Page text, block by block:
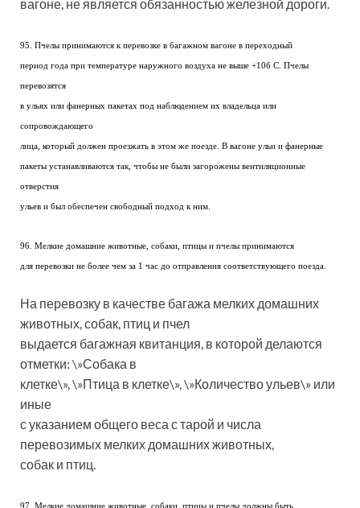
вагоне, не является обязанностью железной дороги.
95. Пчелы принимаются к перевозке в багажном вагоне в переходный
период года при температуре наружного воздуха не выше +10б С. Пчелы
перевозятся
в ульях или фанерных пакетах под наблюдением их владельца или
сопровождающего
лица, который должен проезжать в этом же поезде. В вагоне ульи и фанерные
пакеты устанавливаются так, чтобы не были загорожены вентиляционные
отверстия
ульев и был обеспечен свободный подход к ним.
96. Мелкие домашние животные, собаки, птицы и пчелы принимаются
для перевозки не более чем за 1 час до отправления соответствующего поезда.
На перевозку в качестве багажа мелких домашних
животных, собак, птиц и пчел
выдается багажная квитанция, в которой делаются
отметки: \»Собака в
клетке\», \»Птица в клетке\», \»Количество ульев\» или
иные
с указанием общего веса с тарой и числа
перевозимых мелких домашних животных,
собак и птиц.
97. Мелкие домашние животные, собаки, птицы и пчелы должны быть